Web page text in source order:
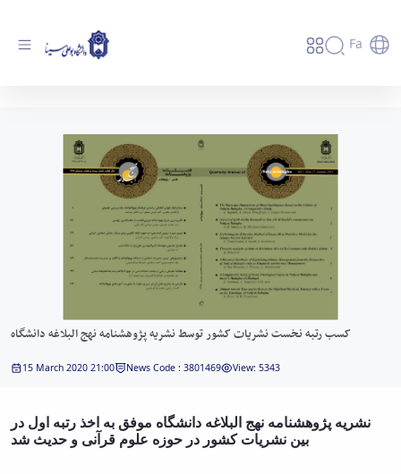
Fa
پژوهشنامه نهج البلاغه دانشگاه - دانشگاه بوعلی
سینا همدان
کسب رتبه نخست نشریات کشور توسط نشریه پژوهشنامه نهج البلاغه دانشگاه
15 March 2020 21:00 News Code : 3801469 View: 5343
نشریه پژوهشنامه نهج البلاغه دانشگاه موفق به اخذ رتبه اول در
بین نشریات کشور در حوزه علوم قرآنی و حدیث شد